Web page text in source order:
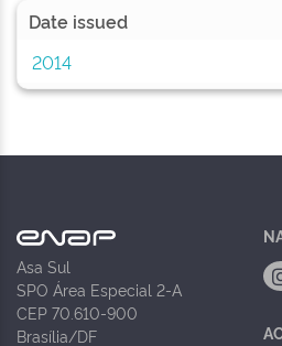
Date issued
2014
Asa Sul
SPO Área Especial 2-A
CEP 70.610-900
Brasília/DF